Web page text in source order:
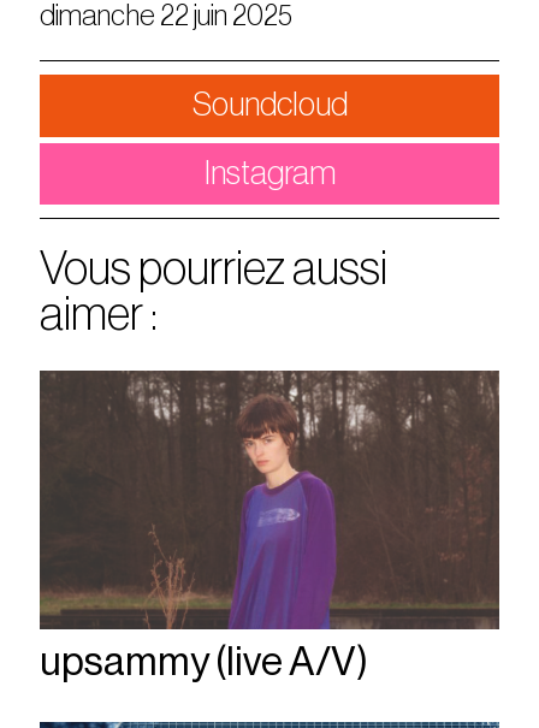
dimanche 22 juin 2025
Soundcloud
Instagram
Vous pourriez aussi
aimer :
upsammy (live A/V)